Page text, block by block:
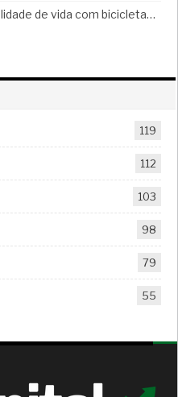
de vida com bicicleta…
119
112
103
98
79
55